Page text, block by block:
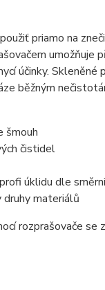
priamo na
umožňuje
účinky.
běžným
šmouh
čistidel
úklidu dle
druhy materiálů
rozprašovače